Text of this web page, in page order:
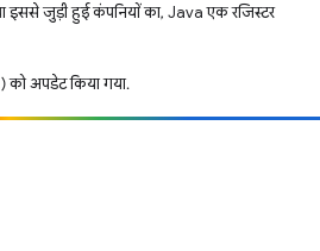
जुड़ी हुई कंपनियों का, Java एक रजिस्टर
अपडेट किया गया.